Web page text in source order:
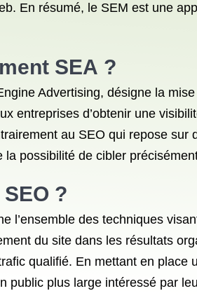
En résumé, le SEM est une
SEA ?
Advertising, désigne la
entreprises d’obtenir une
au SEO qui repose sur
possibilité de cibler
?
l’ensemble des techniques
du site dans les résultats
qualifié. En mettant en place
public plus large intéressé par